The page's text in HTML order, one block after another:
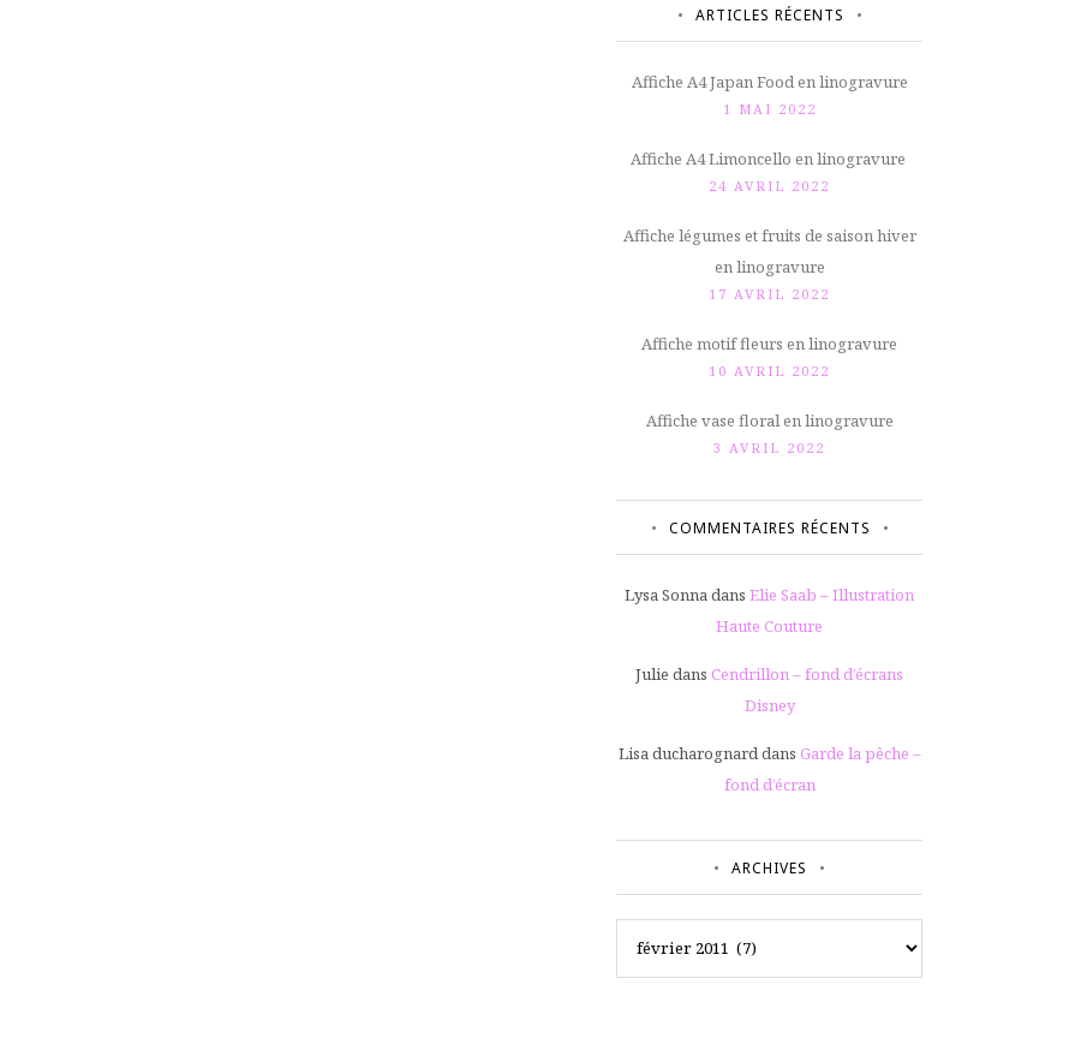
ARTICLES RÉCENTS
Affiche A4 Japan Food en linogravure
1 MAI 2022
Affiche A4 Limoncello en linogravure
24 AVRIL 2022
Affiche légumes et fruits de saison hiver
en linogravure
17 AVRIL 2022
Affiche motif fleurs en linogravure
10 AVRIL 2022
Affiche vase floral en linogravure
3 AVRIL 2022
COMMENTAIRES RÉCENTS
Lysa Sonna dans Elie Saab – Illustration
Haute Couture
Julie dans Cendrillon – fond d’écrans
Disney
Lisa ducharognard dans Garde la pêche –
fond d’écran
ARCHIVES